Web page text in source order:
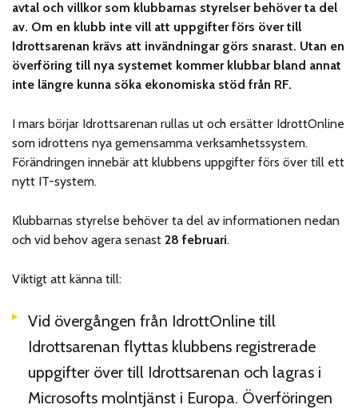
avtal och villkor som klubbarnas styrelser behöver ta del
av. Om en klubb inte vill att uppgifter förs över till
Idrottsarenan krävs att invändningar görs snarast. Utan en
överföring till nya systemet kommer klubbar bland annat
inte längre kunna söka ekonomiska stöd från RF.
I mars börjar Idrottsarenan rullas ut och ersätter IdrottOnline
som idrottens nya gemensamma verksamhetssystem.
Förändringen innebär att klubbens uppgifter förs över till ett
nytt IT-system.
Klubbarnas styrelse behöver ta del av informationen nedan
och vid behov agera senast28 februari.
Viktigt att känna till:
Vid övergången från IdrottOnline till
Idrottsarenan flyttas klubbens registrerade
uppgifter över till Idrottsarenan och lagras i
Microsofts molntjänst i Europa. Överföringen